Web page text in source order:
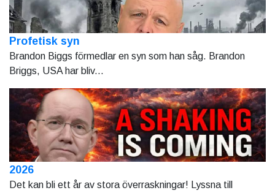
Profetisk syn
Brandon Biggs förmedlar en syn som han såg. Brandon
Briggs, USA har bliv...
2026
Det kan bli ett år av stora överraskningar! Lyssna till